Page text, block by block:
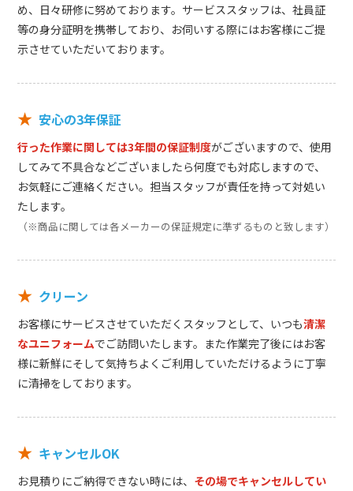
め、日々研修に努めております。サービススタッフは、社員証
等の身分証明を携帯しており、お伺いする際にはお客様にご提
示させていただいております。
★ 安心の3年保証
行った作業に関しては3年間の保証制度がございますので、使用
してみて不具合などございましたら何度でも対応しますので、
お気軽にご連絡ください。担当スタッフが責任を持って対処い
たします。
（※商品に関しては各メーカーの保証規定に準ずるものと致します）
★ クリーン
お客様にサービスさせていただくスタッフとして、いつも清潔
なユニフォームでご訪問いたします。また作業完了後にはお客
様に新鮮にそして気持ちよくご利用していただけるように丁寧
に清掃をしております。
★ キャンセルOK
お見積りにご納得できない時には、 その場でキャンセルしてい